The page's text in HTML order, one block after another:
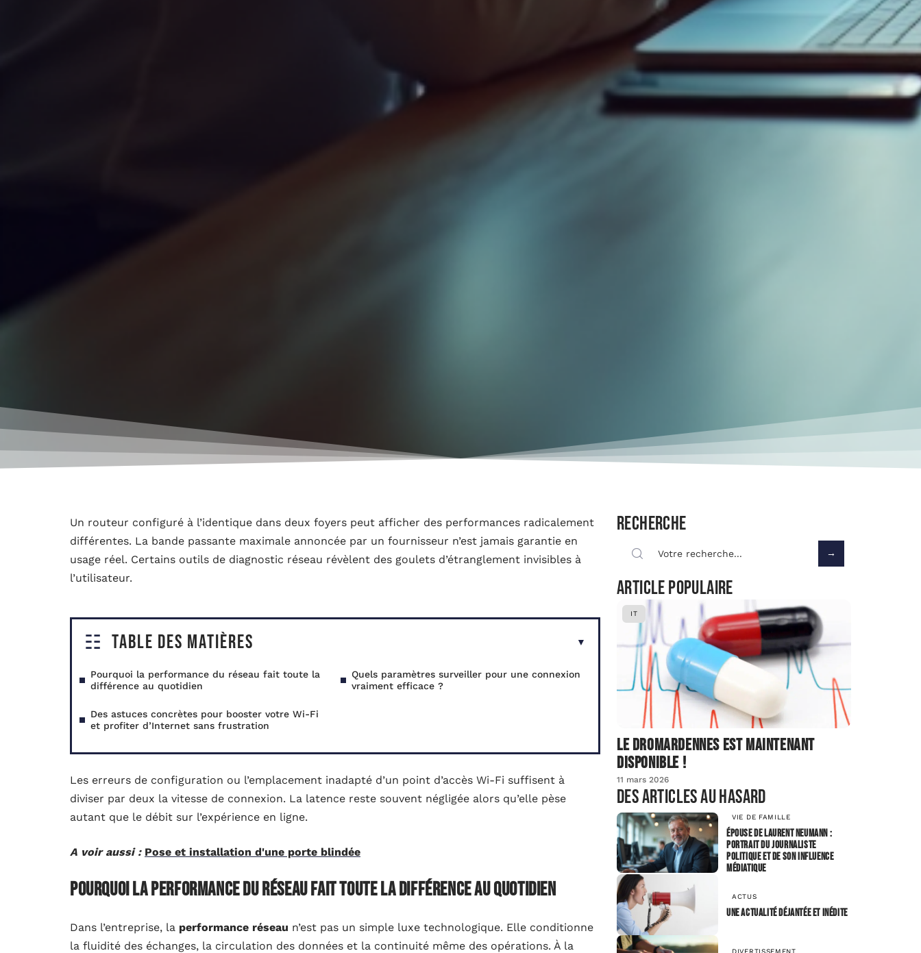
Un routeur configuré à l’identique dans deux foyers peut afficher des performances radicalement
différentes. La bande passante maximale annoncée par un fournisseur n’est jamais garantie en
usage réel. Certains outils de diagnostic réseau révèlent des goulets d’étranglement invisibles à
l’utilisateur.
Table des matières
Pourquoi la performance du réseau fait toute la
différence au quotidien
Quels paramètres surveiller pour une connexion
vraiment efficace ?
Des astuces concrètes pour booster votre Wi-Fi
et profiter d’Internet sans frustration
Les erreurs de configuration ou l’emplacement inadapté d’un point d’accès Wi-Fi suffisent à
diviser par deux la vitesse de connexion. La latence reste souvent négligée alors qu’elle pèse
autant que le débit sur l’expérience en ligne.
A voir aussi : Pose et installation d'une porte blindée
Pourquoi la performance du réseau fait toute la différence au quotidien
Dans l’entreprise, la performance réseau n’est pas un simple luxe technologique. Elle conditionne
la fluidité des échanges, la circulation des données et la continuité même des opérations. À la
Recherche
Article populaire
IT
Le dromardennes est maintenant
disponible !
11 mars 2026
Des articles au hasard
VIE DE FAMILLE
Épouse de Laurent Neumann :
portrait du journaliste
politique et de son influence
médiatique
ACTUS
Une actualité déjantée et inédite
DIVERTISSEMENT